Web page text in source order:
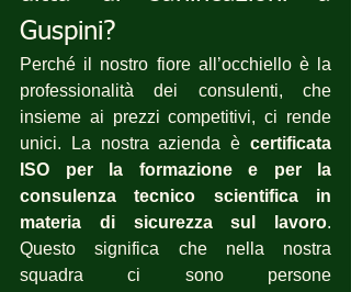
Guspini?
Perché il nostro fiore all’occhiello è la
professionalità dei consulenti, che
insieme ai prezzi competitivi, ci rende
unici. La nostra azienda è certificata
ISO per la formazione e per la
consulenza tecnico scientifica in
materia di sicurezza sul lavoro.
Questo significa che nella nostra
squadra ci sono persone